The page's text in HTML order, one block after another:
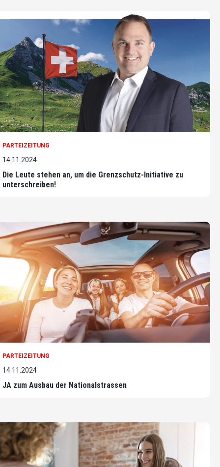
PARTEIZEITUNG
14.11.2024
Die Leute stehen an, um die Grenzschutz-Initiative zu
unterschreiben!
PARTEIZEITUNG
14.11.2024
JA zum Ausbau der Nationalstrassen